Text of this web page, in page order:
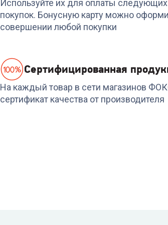
12HN8
+1 214бонусов
40 490
42 579₽ -2128
Используйте их для оплаты следующих
покупок. Бонусную карту можно
совершении любой покупки
Cертифицированная
На каждый товар в сети магазинов
сертификат качества от производителя